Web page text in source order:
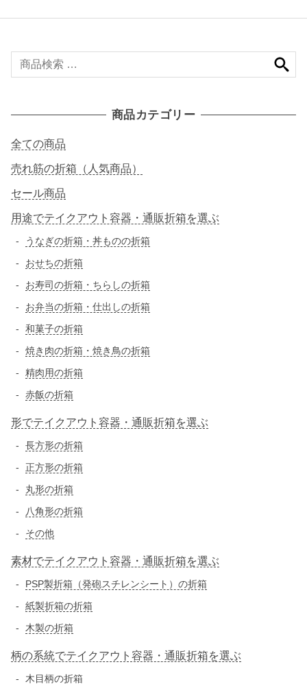
検
索
:
商品カテゴリー
全ての商品
売れ筋の折箱（人気商品）
セール商品
用途でテイクアウト容器・通販折箱を選ぶ
うなぎの折箱・丼ものの折箱
おせちの折箱
お寿司の折箱・ちらしの折箱
お弁当の折箱・仕出しの折箱
和菓子の折箱
焼き肉の折箱・焼き鳥の折箱
精肉用の折箱
赤飯の折箱
形でテイクアウト容器・通販折箱を選ぶ
長方形の折箱
正方形の折箱
丸形の折箱
八角形の折箱
その他
素材でテイクアウト容器・通販折箱を選ぶ
PSP製折箱（発砲スチレンシート）の折箱
紙製折箱の折箱
木製の折箱
柄の系統でテイクアウト容器・通販折箱を選ぶ
木目柄の折箱